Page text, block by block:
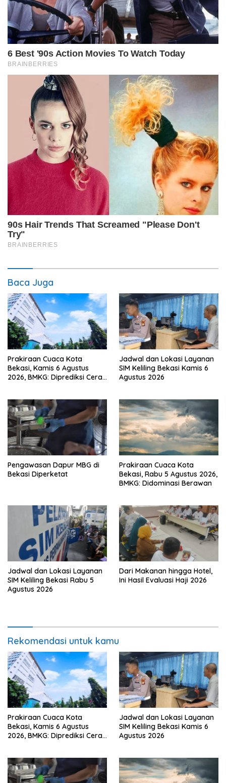
Baca Juga
Prakiraan Cuaca Kota
Bekasi, Kamis 6 Agustus
2026, BMKG: Diprediksi Cerah
Jadwal dan Lokasi Layanan
SIM Keliling Bekasi Kamis 6
Agustus 2026
Pengawasan Dapur MBG di
Bekasi Diperketat
Prakiraan Cuaca Kota
Bekasi, Rabu 5 Agustus 2026,
BMKG: Didominasi Berawan
Jadwal dan Lokasi Layanan
SIM Keliling Bekasi Rabu 5
Agustus 2026
Dari Makanan hingga Hotel,
Ini Hasil Evaluasi Haji 2026
Rekomendasi untuk kamu
Prakiraan Cuaca Kota
Bekasi, Kamis 6 Agustus
2026, BMKG: Diprediksi Cerah
Jadwal dan Lokasi Layanan
SIM Keliling Bekasi Kamis 6
Agustus 2026